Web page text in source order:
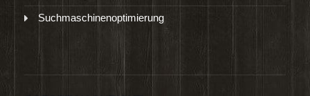
Suchmaschinenoptimierung